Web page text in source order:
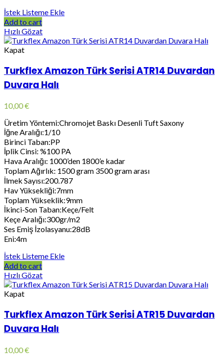
İstek Listeme Ekle
Add to cart
Hızlı Gözat
Kapat
Turkflex Amazon Türk Serisi ATR14 Duvardan
Duvara Halı
10,00€
Üretim Yöntemi:Chromojet Baskı Desenli Tuft Saxony
İğne Aralığı:1/10
Birinci Taban:PP
İplik Cinsi: %100 PA
Hava Aralığı: 1000’den 1800’e kadar
Toplam Ağırlık: 1500 gram 3500 gram arası
İlmek Sayısı:200.787
Hav Yüksekliği:7mm
Toplam Yükseklik:9mm
İkinci-Son Taban:Keçe/Felt
Keçe Aralığı:300gr/m2
Ses Emiş İzolasyanu:28dB
Eni:4m
İstek Listeme Ekle
Add to cart
Hızlı Gözat
Kapat
Turkflex Amazon Türk Serisi ATR15 Duvardan
Duvara Halı
10,00€